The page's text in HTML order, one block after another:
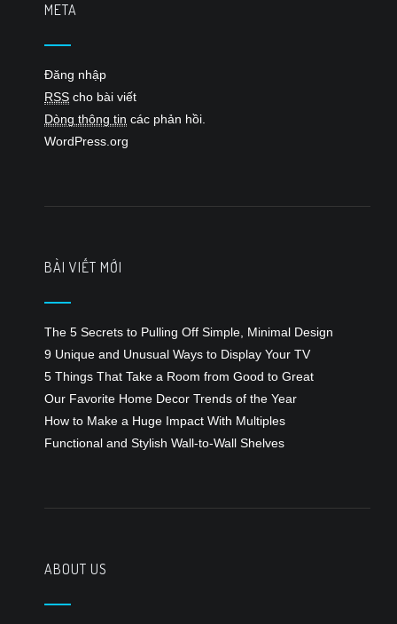
META
Đăng nhập
RSS cho bài viết
Dòng thông tin các phản hồi.
WordPress.org
BÀI VIẾT MỚI
The 5 Secrets to Pulling Off Simple, Minimal Design
9 Unique and Unusual Ways to Display Your TV
5 Things That Take a Room from Good to Great
Our Favorite Home Decor Trends of the Year
How to Make a Huge Impact With Multiples
Functional and Stylish Wall-to-Wall Shelves
ABOUT US